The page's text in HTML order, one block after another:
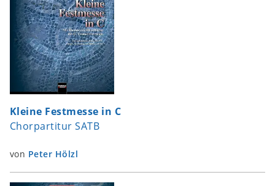
Kleine Festmesse in C
Chorpartitur SATB
von Peter Hölzl